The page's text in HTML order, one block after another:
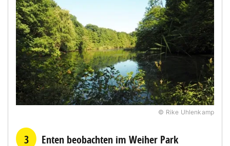
© Rike Uhlenkamp
3 Enten beobachten im Weiher Park